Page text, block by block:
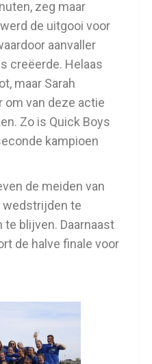
zeg maar
de uitgooi voor
aanvaller
creëerde. Helaas
maar Sarah
om van deze actie
Zo is Quick Boys
kampioen
de meiden van
wedstrijden te
blijven. Daarnaast
de halve finale voor